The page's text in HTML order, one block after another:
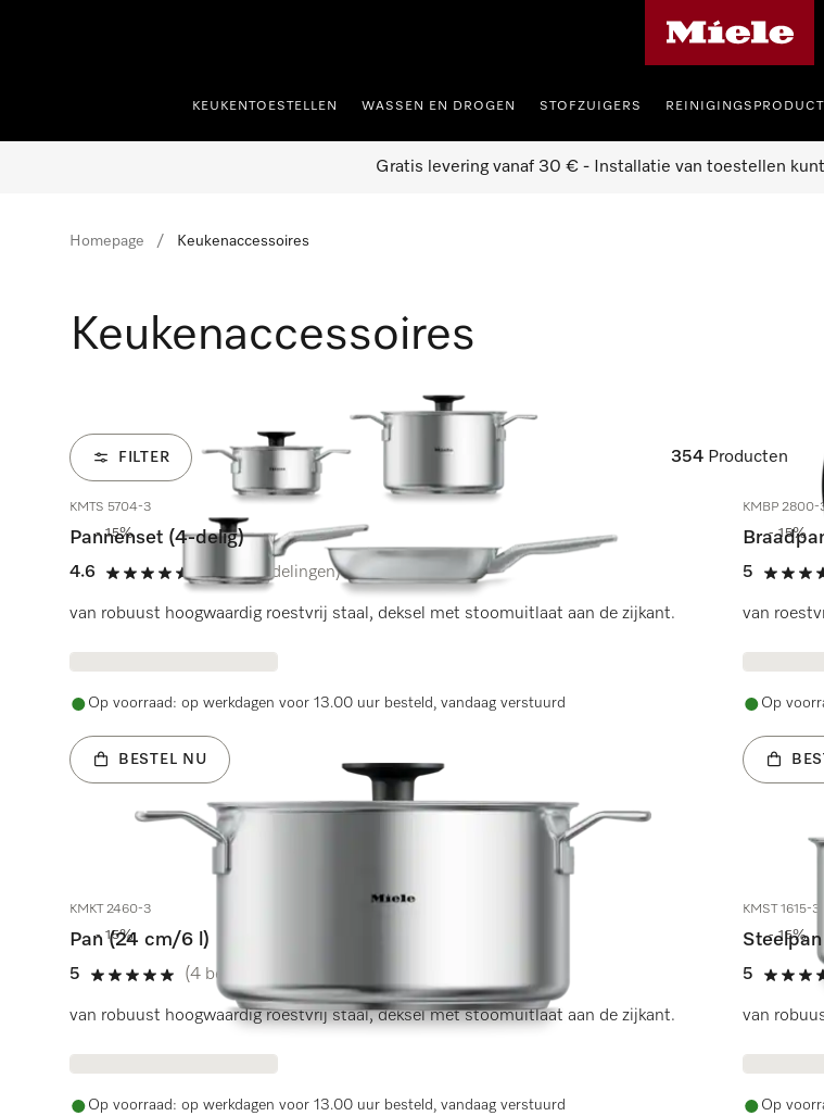
KEUKENTOESTELLEN WASSEN EN DROGEN STOFZUIGERS
Gratis levering vanaf 30 € - Installatie van toestellen
Homepage Keukenaccessoires
Keukenaccessoires
FILTER 354 Producten
- 15%
KMTS 5704-3
Pannenset (4-delig)
4.6
4.6 sterren van de 5
(16 beoordelingen)
van robuust hoogwaardig roestvrij staal, deksel met stoomuitlaat aan de zijkant.
Op voorraad: op werkdagen voor 13.00 uur besteld, vandaag verstuurd
BESTEL NU
- 15%
KMBP 2800-
5
5
van
Op
- 15%
KMKT 2460-3
Pan (24 cm/6 l)
5
5 sterren van de 5
(4 beoordelingen)
van robuust hoogwaardig roestvrij staal, deksel met stoomuitlaat aan de zijkant.
Op voorraad: op werkdagen voor 13.00 uur besteld, vandaag verstuurd
- 15%
KMST 1615-3
5
5
van
Op